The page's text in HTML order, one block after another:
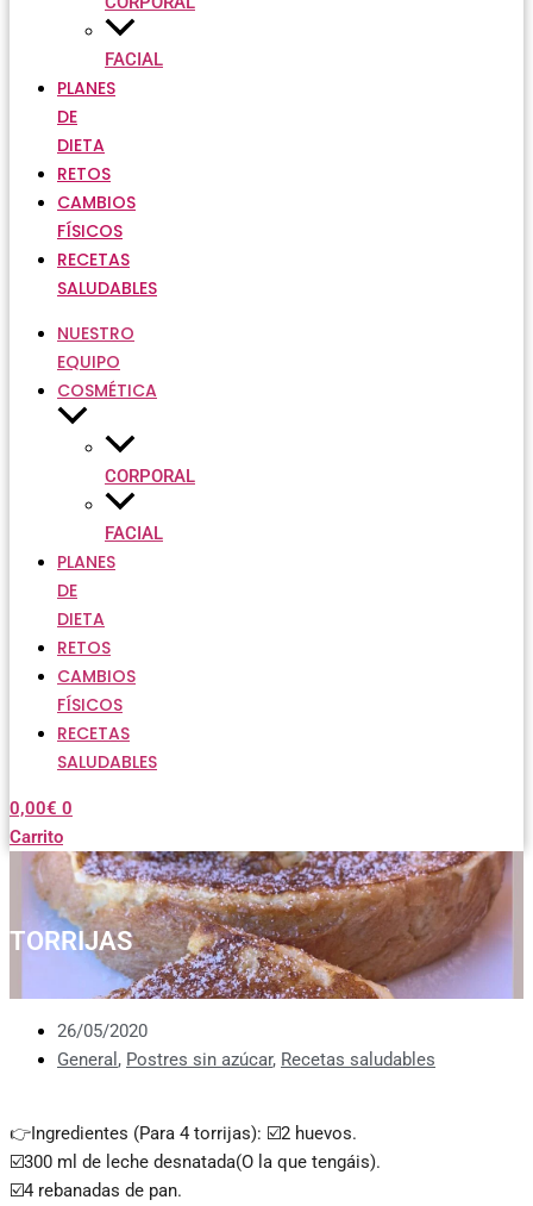
FACIAL
PLANES
DE
DIETA
RETOS
CAMBIOS
FÍSICOS
RECETAS
SALUDABLES
NUESTRO
EQUIPO
COSMÉTICA
CORPORAL
FACIAL
PLANES
DE
DIETA
RETOS
CAMBIOS
FÍSICOS
RECETAS
SALUDABLES
0,00€ 0
Carrito
TORRIJAS
26/05/2020
General , Postres sin azúcar, Recetas saludables
👉Ingredientes (Para 4 torrijas): ☑️2 huevos.
☑️300 ml de leche desnatada(O la que tengáis).
☑️4 rebanadas de pan.